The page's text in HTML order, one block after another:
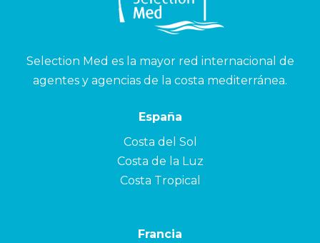
Selection Med es la mayor red internacional de
agentes y agencias de la costa mediterránea.
España
Costa del Sol
Costa de la Luz
Costa Tropical
Francia